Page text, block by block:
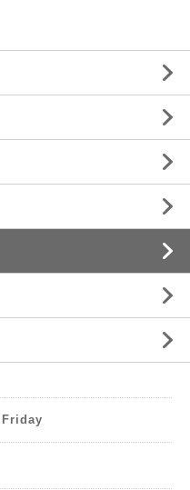
Friday